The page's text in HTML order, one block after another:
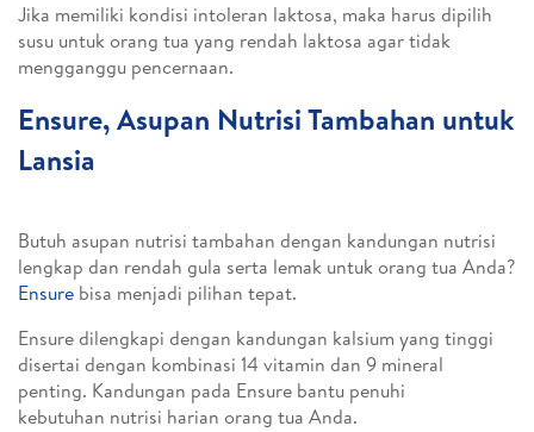
Jika memiliki kondisi intoleran laktosa, maka harus dipilih
susu untuk orang tua yang rendah laktosa agar tidak
mengganggu pencernaan.
Ensure, Asupan Nutrisi Tambahan untuk
Lansia
Butuh asupan nutrisi tambahan dengan kandungan nutrisi
lengkap dan rendah gula serta lemak untuk orang tua Anda?
Ensure bisa menjadi pilihan tepat.
Ensure dilengkapi dengan kandungan kalsium yang tinggi
disertai dengan kombinasi 14 vitamin dan 9 mineral
penting. Kandungan pada Ensure bantu penuhi
kebutuhan nutrisi harian orang tua Anda.